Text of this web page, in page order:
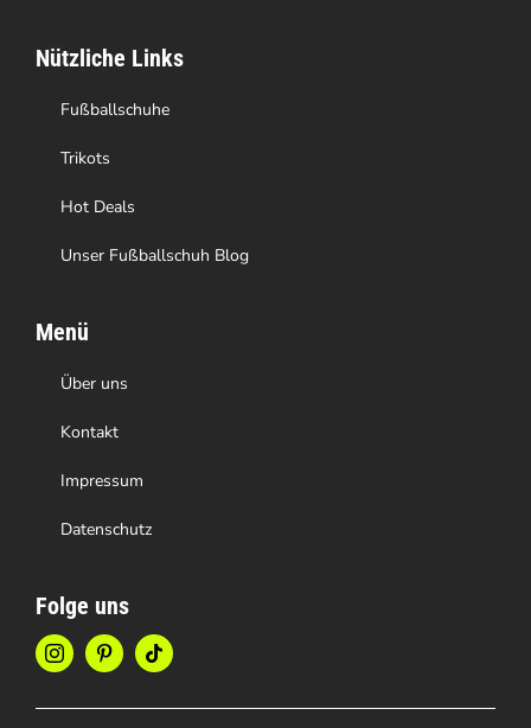
Nützliche Links
Fußballschuhe
Trikots
Hot Deals
Unser Fußballschuh Blog
Menü
Über uns
Kontakt
Impressum
Datenschutz
Folge uns